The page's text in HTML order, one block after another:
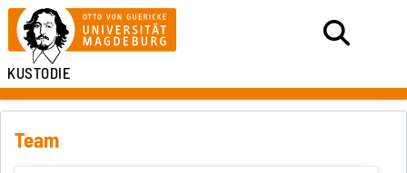
KUSTODIE
Team